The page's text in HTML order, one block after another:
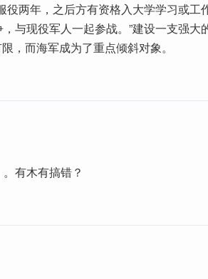
役两年，之后方有资格入大学学习或工
与现役军人一起参战。”建设一支强大
，而海军成为了重点倾斜对象。
有木有搞错？